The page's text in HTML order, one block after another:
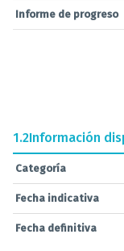
Informe de progreso
1.2Información
Categoría
Fecha indicativa
Fecha definitiva